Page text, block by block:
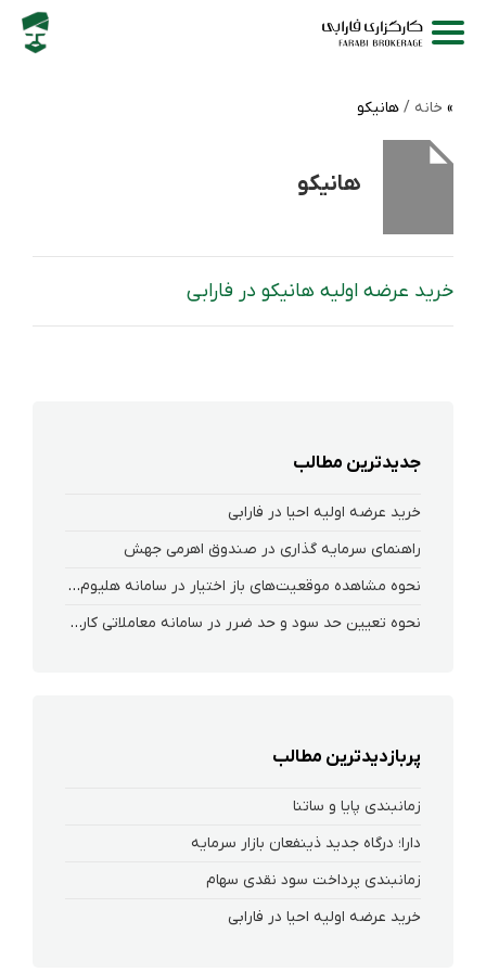
خانه / هانیکو
هانیکو
خرید عرضه اولیه هانیکو در فارابی
جدیدترین مطالب
خرید عرضه اولیه احیا در فارابی
راهنمای سرمایه گذاری در صندوق اهرمی جهش
نحوه‌ مشاهده‌ موقعیت‌های باز اختیار در سامانه هلیوم و نکست
نحوه تعیین حد سود و حد ضرر در سامانه معاملاتی کارگزاری فارابی
پربازدیدترین مطالب
زمانبندی پایا و ساتنا
دارا؛ درگاه جدید ذینفعان بازار سرمایه
زمانبندی پرداخت سود نقدی سهام‌
خرید عرضه اولیه احیا در فارابی